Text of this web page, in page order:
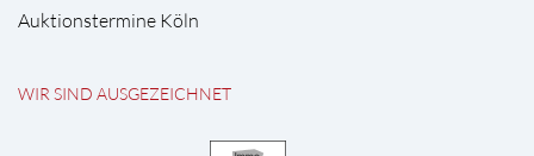
Auktionstermine Köln
WIR SIND AUSGEZEICHNET